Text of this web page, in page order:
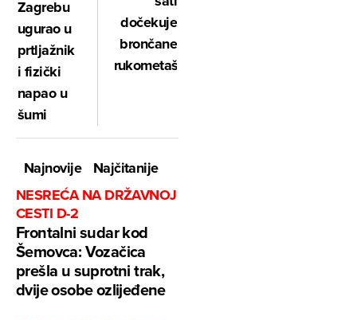
Zagrebu
ugurao u
prtljažnik
i fizički
napao u
šumi
dočekuje
brončane
rukometaše
Najnovije
Najčitanije
NESREĆA NA DRŽAVNOJ
CESTI D-2
Frontalni sudar kod
Šemovca: Vozačica
prešla u suprotni trak,
dvije osobe ozlijeđene